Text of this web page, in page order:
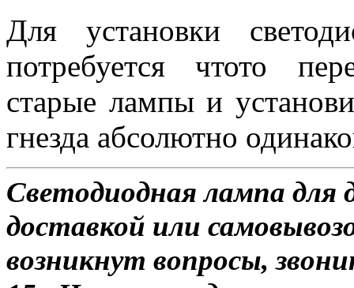
Для установки
потребуется чтото
старые лампы и
гнезда абсолютно
Светодиодная лампа для
доставкой или
возникнут вопросы,